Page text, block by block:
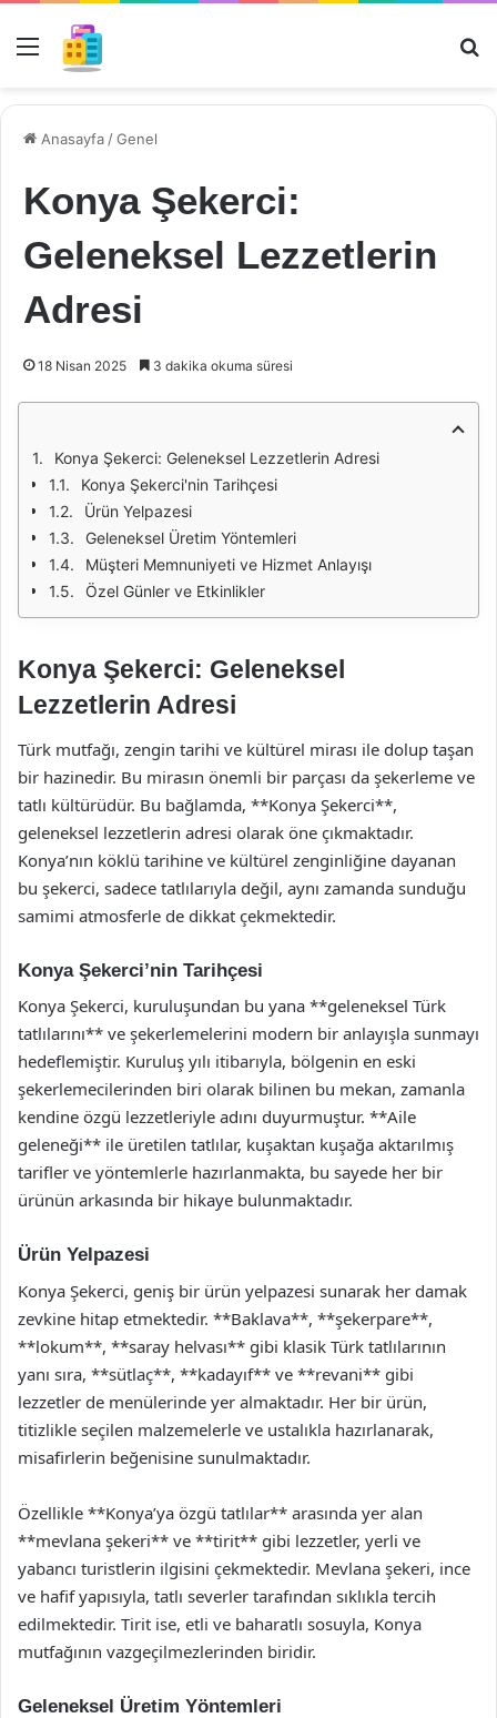
Menü
Anasayfa /Genel
Konya Şekerci:
Geleneksel Lezzetlerin
Adresi
18 Nisan 2025 3 dakika okuma süresi
Konya Şekerci: Geleneksel Lezzetlerin Adresi
Konya Şekerci'nin Tarihçesi
Ürün Yelpazesi
Geleneksel Üretim Yöntemleri
Müşteri Memnuniyeti ve Hizmet Anlayışı
Özel Günler ve Etkinlikler
Konya Şekerci: Geleneksel
Lezzetlerin Adresi
Türk mutfağı, zengin tarihi ve kültürel mirası ile dolup taşan
bir hazinedir. Bu mirasın önemli bir parçası da şekerleme ve
tatlı kültürüdür. Bu bağlamda, **Konya Şekerci**,
geleneksel lezzetlerin adresi olarak öne çıkmaktadır.
Konya’nın köklü tarihine ve kültürel zenginliğine dayanan
bu şekerci, sadece tatlılarıyla değil, aynı zamanda sunduğu
samimi atmosferle de dikkat çekmektedir.
Konya Şekerci’nin Tarihçesi
Konya Şekerci, kuruluşundan bu yana **geleneksel Türk
tatlılarını** ve şekerlemelerini modern bir anlayışla sunmayı
hedeflemiştir. Kuruluş yılı itibarıyla, bölgenin en eski
şekerlemecilerinden biri olarak bilinen bu mekan, zamanla
kendine özgü lezzetleriyle adını duyurmuştur. **Aile
geleneği** ile üretilen tatlılar, kuşaktan kuşağa aktarılmış
tarifler ve yöntemlerle hazırlanmakta, bu sayede her bir
ürünün arkasında bir hikaye bulunmaktadır.
Ürün Yelpazesi
Konya Şekerci, geniş bir ürün yelpazesi sunarak her damak
zevkine hitap etmektedir. **Baklava**, **şekerpare**,
**lokum**, **saray helvası** gibi klasik Türk tatlılarının
yanı sıra, **sütlaç**, **kadayıf** ve **revani** gibi
lezzetler de menülerinde yer almaktadır. Her bir ürün,
titizlikle seçilen malzemelerle ve ustalıkla hazırlanarak,
misafirlerin beğenisine sunulmaktadır.
Özellikle **Konya’ya özgü tatlılar** arasında yer alan
**mevlana şekeri** ve **tirit** gibi lezzetler, yerli ve
yabancı turistlerin ilgisini çekmektedir. Mevlana şekeri, ince
ve hafif yapısıyla, tatlı severler tarafından sıklıkla tercih
edilmektedir. Tirit ise, etli ve baharatlı sosuyla, Konya
mutfağının vazgeçilmezlerinden biridir.
Geleneksel Üretim Yöntemleri